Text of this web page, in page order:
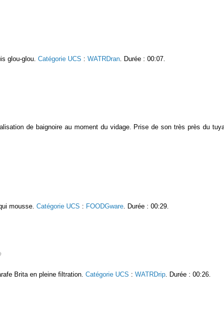
glou-glou. Catégorie UCS : WATRDran. Durée : 00:07.
de baignoire au moment du vidage. Prise de son très près du
mousse. Catégorie UCS : FOODGware. Durée : 00:29.
Brita en pleine filtration. Catégorie UCS : WATRDrip . Durée : 00:26.